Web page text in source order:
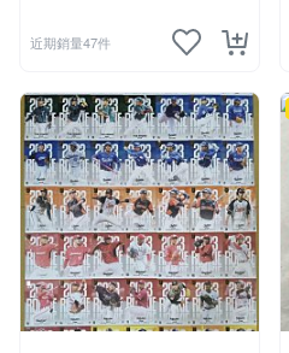
近期銷量47件